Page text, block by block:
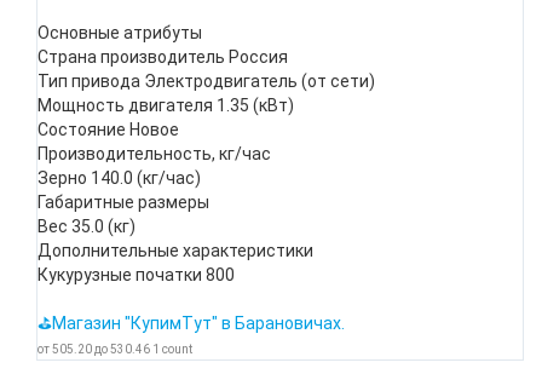
Основные атрибуты
Страна производитель Россия
Тип привода Электродвигатель (от сети)
Мощность двигателя 1.35 (кВт)
Состояние Новое
Производительность, кг/час
Зерно 140.0 (кг/час)
Габаритные размеры
Вес 35.0 (кг)
Дополнительные характеристики
Кукурузные початки 800
⛳Магазин "КупимТут" в Барановичах.
от505.20до530.46 1 count